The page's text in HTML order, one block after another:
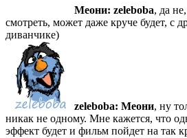
Меони: zeleboba, да
смотреть, может даже круче будет, с
диванчике)
zeleboba: Меони, ну
никак не одному. Мне кажется, что
эффект будет и фильм пойдет на так